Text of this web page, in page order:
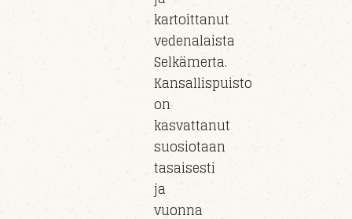
kartoittanut
vedenalaista
Selkämerta.
Kansallispuisto
on
kasvattanut
suosiotaan
tasaisesti
ja
vuonna